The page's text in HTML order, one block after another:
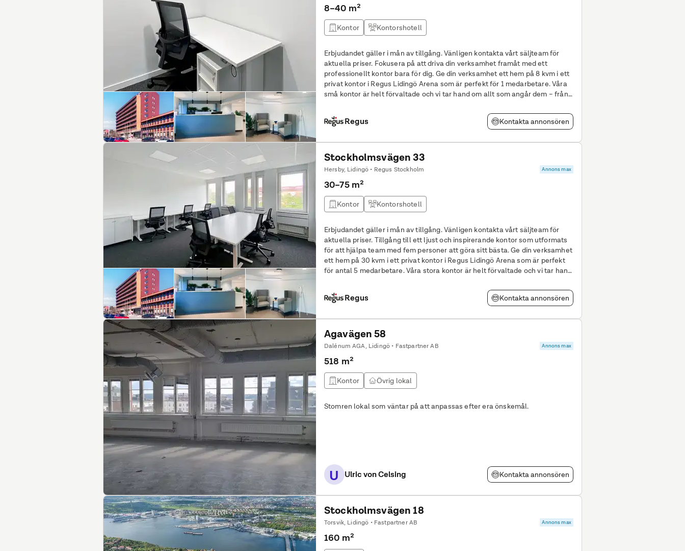
8–40 m²
Kontor Kontorshotell
Erbjudandet gäller i mån av tillgång. Vänligen kontakta vårt säljteam för
aktuella priser. Fokusera på att driva din verksamhet framåt med ett
professionellt kontor bara för dig. Ge din verksamhet ett hem på 8 kvm i ett
privat kontor i Regus Lidingö Arena som är perfekt för 1 medarbetare. Våra
små kontor är helt förvaltade och vi tar hand om allt som angår dem – från
Regus Kontakta annonsören
Stockholmsvägen 33
Hersby, Lidingö • Regus Stockholm Annons max
30–75 m²
Kontor Kontorshotell
Erbjudandet gäller i mån av tillgång. Vänligen kontakta vårt säljteam för
aktuella priser. Tillgång till ett ljust och inspirerande kontor som utformats
för att hjälpa team med fem personer att göra sitt bästa. Ge din verksamhet
ett hem på 30 kvm i ett privat kontor i Regus Lidingö Arena som är perfekt
för antal 5 medarbetare. Våra stora kontor är helt förvaltade och vi tar hand
Regus Kontakta annonsören
Agavägen 58
Dalénum AGA, Lidingö • Fastpartner AB Annons max
518 m²
Kontor Övrig lokal
Stomren lokal som väntar på att anpassas efter era önskemål.
U Ulric von Celsing Kontakta annonsören
Stockholmsvägen 18
Torsvik, Lidingö • Fastpartner AB Annons max
160 m²